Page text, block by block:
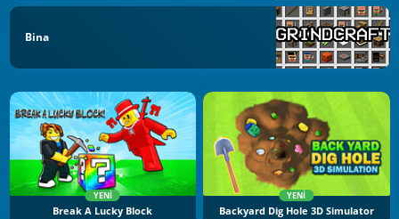
Bina
YENI
Break A Lucky Block
YENI
Backyard Dig Hole 3D Simulator